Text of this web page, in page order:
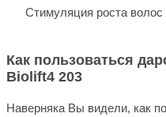
Стимуляция роста волос
Как пользоваться
Biolift4 203
Наверняка Вы видели, как